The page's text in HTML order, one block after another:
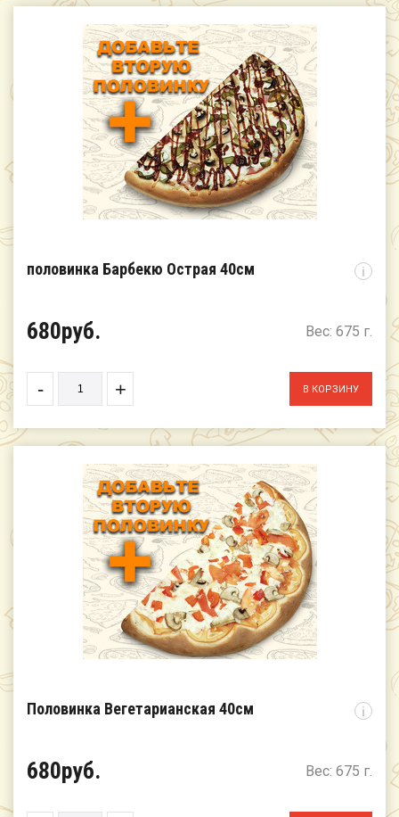
половинка Барбекю Острая 40см i
680руб. Вес: 675 г.
- +
Половинка Вегетарианская 40см i
680руб. Вес: 675 г.